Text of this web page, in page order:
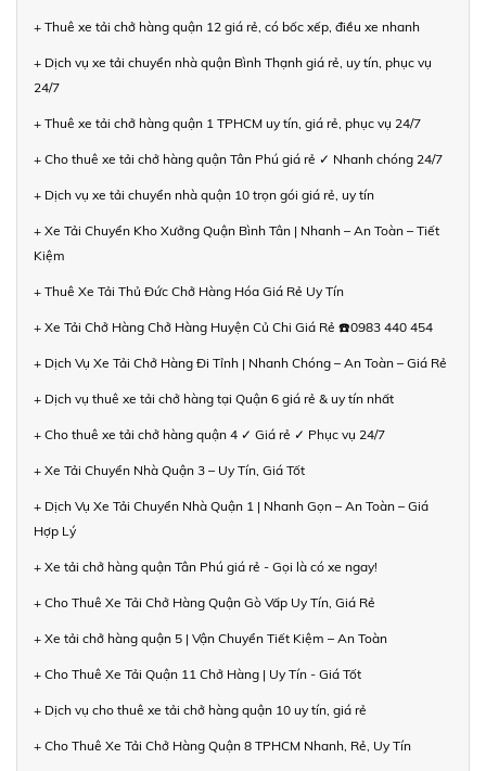
+ Thuê xe tải chở hàng quận 12 giá rẻ, có bốc xếp, điều xe nhanh
+ Dịch vụ xe tải chuyển nhà quận Bình Thạnh giá rẻ, uy tín, phục vụ
24/7
+ Thuê xe tải chở hàng quận 1 TPHCM uy tín, giá rẻ, phục vụ 24/7
+ Cho thuê xe tải chở hàng quận Tân Phú giá rẻ ✓ Nhanh chóng 24/7
+ Dịch vụ xe tải chuyển nhà quận 10 trọn gói giá rẻ, uy tín
+ Xe Tải Chuyển Kho Xưởng Quận Bình Tân | Nhanh – An Toàn – Tiết
Kiệm
+ Thuê Xe Tải Thủ Đức Chở Hàng Hóa Giá Rẻ Uy Tín
+ Xe Tải Chở Hàng Chở Hàng Huyện Củ Chi Giá Rẻ ☎️0983 440 454
+ Dịch Vụ Xe Tải Chở Hàng Đi Tỉnh | Nhanh Chóng – An Toàn – Giá Rẻ
+ Dịch vụ thuê xe tải chở hàng tại Quận 6 giá rẻ & uy tín nhất
+ Cho thuê xe tải chở hàng quận 4 ✓ Giá rẻ ✓ Phục vụ 24/7
+ Xe Tải Chuyển Nhà Quận 3 – Uy Tín, Giá Tốt
+ Dịch Vụ Xe Tải Chuyển Nhà Quận 1 | Nhanh Gọn – An Toàn – Giá
Hợp Lý
+ Xe tải chở hàng quận Tân Phú giá rẻ - Gọi là có xe ngay!
+ Cho Thuê Xe Tải Chở Hàng Quận Gò Vấp Uy Tín, Giá Rẻ
+ Xe tải chở hàng quận 5 | Vận Chuyển Tiết Kiệm – An Toàn
+ Cho Thuê Xe Tải Quận 11 Chở Hàng | Uy Tín - Giá Tốt
+ Dịch vụ cho thuê xe tải chở hàng quận 10 uy tín, giá rẻ
+ Cho Thuê Xe Tải Chở Hàng Quận 8 TPHCM Nhanh, Rẻ, Uy Tín